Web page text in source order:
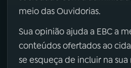
meio das Ouvidorias.
Sua opinião ajuda a EBC a
conteúdos ofertados ao
se esqueça de incluir na